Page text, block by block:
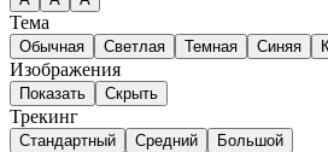
Тема
Обычная Светлая Темная Синяя
Изображения
Показать Скрыть
Трекинг
Стандартный Средний Большой